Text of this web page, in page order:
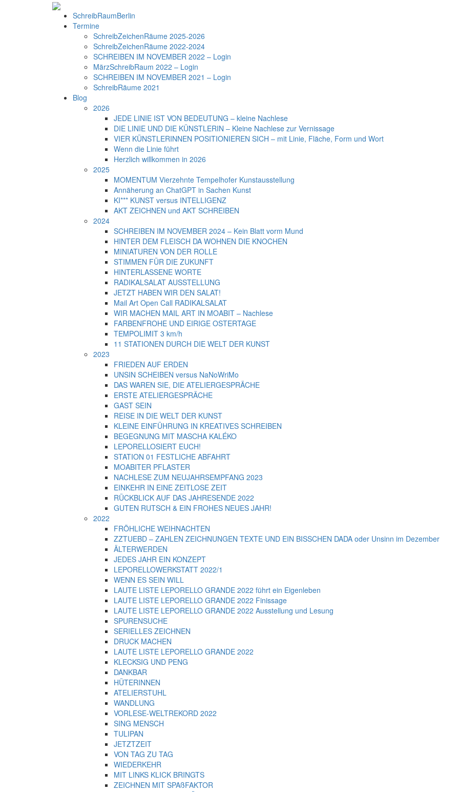
SchreibRaumBerlin
Termine
SchreibZeichenRäume 2025-2026
SchreibZeichenRäume 2022-2024
SCHREIBEN IM NOVEMBER 2022 – Login
MärzSchreibRaum 2022 – Login
SCHREIBEN IM NOVEMBER 2021 – Login
SchreibRäume 2021
Blog
2026
JEDE LINIE IST VON BEDEUTUNG – kleine Nachlese
DIE LINIE UND DIE KÜNSTLERIN – Kleine Nachlese zur Vernissage
VIER KÜNSTLERINNEN POSITIONIEREN SICH – mit Linie, Fläche, Form und Wort
Wenn die Linie führt
Herzlich willkommen in 2026
2025
MOMENTUM Vierzehnte Tempelhofer Kunstausstellung
Annäherung an ChatGPT in Sachen Kunst
KI*** KUNST versus INTELLIGENZ
AKT ZEICHNEN und AKT SCHREIBEN
2024
SCHREIBEN IM NOVEMBER 2024 – Kein Blatt vorm Mund
HINTER DEM FLEISCH DA WOHNEN DIE KNOCHEN
MINIATUREN VON DER ROLLE
STIMMEN FÜR DIE ZUKUNFT
HINTERLASSENE WORTE
RADIKALSALAT AUSSTELLUNG
JETZT HABEN WIR DEN SALAT!
Mail Art Open Call RADIKALSALAT
WIR MACHEN MAIL ART IN MOABIT – Nachlese
FARBENFROHE UND EIRIGE OSTERTAGE
TEMPOLIMIT 3 km/h
11 STATIONEN DURCH DIE WELT DER KUNST
2023
FRIEDEN AUF ERDEN
UNSIN SCHEIBEN versus NaNoWriMo
DAS WAREN SIE, DIE ATELIERGESPRÄCHE
ERSTE ATELIERGESPRÄCHE
GAST SEIN
REISE IN DIE WELT DER KUNST
KLEINE EINFÜHRUNG IN KREATIVES SCHREIBEN
BEGEGNUNG MIT MASCHA KALÉKO
LEPORELLOSIERT EUCH!
STATION 01 FESTLICHE ABFAHRT
MOABITER PFLASTER
NACHLESE ZUM NEUJAHRSEMPFANG 2023
EINKEHR IN EINE ZEITLOSE ZEIT
RÜCKBLICK AUF DAS JAHRESENDE 2022
GUTEN RUTSCH & EIN FROHES NEUES JAHR!
2022
FRÖHLICHE WEIHNACHTEN
ZZTUEBD – ZAHLEN ZEICHNUNGEN TEXTE UND EIN BISSCHEN DADA oder Unsinn im Dezember
ÄLTERWERDEN
JEDES JAHR EIN KONZEPT
LEPORELLOWERKSTATT 2022/1
WENN ES SEIN WILL
LAUTE LISTE LEPORELLO GRANDE 2022 führt ein Eigenleben
LAUTE LISTE LEPORELLO GRANDE 2022 Finissage
LAUTE LISTE LEPORELLO GRANDE 2022 Ausstellung und Lesung
SPURENSUCHE
SERIELLES ZEICHNEN
DRUCK MACHEN
LAUTE LISTE LEPORELLO GRANDE 2022
KLECKSIG UND PENG
DANKBAR
HÜTERINNEN
ATELIERSTUHL
WANDLUNG
VORLESE-WELTREKORD 2022
SING MENSCH
TULIPAN
JETZTZEIT
VON TAG ZU TAG
WIEDERKEHR
MIT LINKS KLICK BRINGTS
ZEICHNEN MIT SPAßFAKTOR